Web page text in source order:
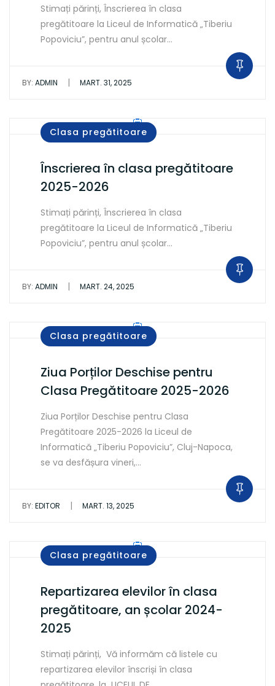
Stimați părinți, Înscrierea în clasa
pregătitoare la Liceul de Informatică „Tiberiu
Popoviciu”, pentru anul școlar…
BY: ADMIN | MART. 31, 2025
Clasa pregătitoare
Înscrierea în clasa pregătitoare
2025-2026
Stimați părinți, Înscrierea în clasa
pregătitoare la Liceul de Informatică „Tiberiu
Popoviciu”, pentru anul școlar…
BY: ADMIN | MART. 24, 2025
Clasa pregătitoare
Ziua Porților Deschise pentru
Clasa Pregătitoare 2025-2026
Ziua Porților Deschise pentru Clasa
Pregătitoare 2025-2026 la Liceul de
Informatică „Tiberiu Popoviciu”, Cluj-Napoca,
se va desfășura vineri,…
BY: EDITOR | MART. 13, 2025
Clasa pregătitoare
Repartizarea elevilor în clasa
pregătitoare, an școlar 2024-
2025
Stimați părinți, Vă informăm că listele cu
repartizarea elevilor înscriși în clasa